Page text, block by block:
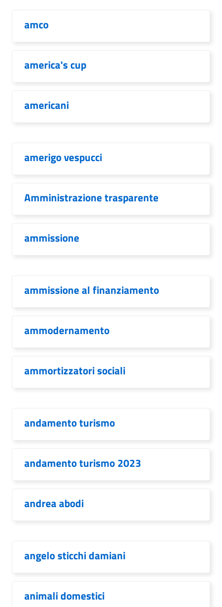
amco
america's cup
americani
amerigo vespucci
Amministrazione trasparente
ammissione
ammissione al finanziamento
ammodernamento
ammortizzatori sociali
andamento turismo
andamento turismo 2023
andrea abodi
angelo sticchi damiani
animali domestici